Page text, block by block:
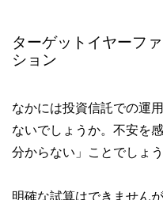
ターゲットイヤーフ
ション
なかには投資信託での運
ないでしょうか。不安を
分からない」ことでしょう
明確な試算はできません